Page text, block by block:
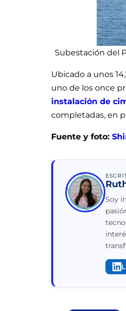
Subestación del
Ubicado a unos
uno de los once
instalación de
completadas, en
Fuente y foto:
Soy